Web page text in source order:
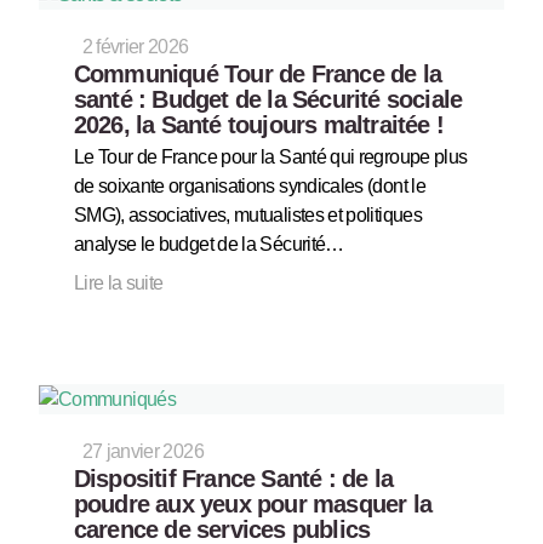
2 février 2026
Communiqué Tour de France de la
santé : Budget de la Sécurité sociale
2026, la Santé toujours maltraitée !
Le Tour de France pour la Santé qui regroupe plus
de soixante organisations syndicales (dont le
SMG), associatives, mutualistes et politiques
analyse le budget de la Sécurité…
Lire la suite
27 janvier 2026
Dispositif France Santé : de la
poudre aux yeux pour masquer la
carence de services publics